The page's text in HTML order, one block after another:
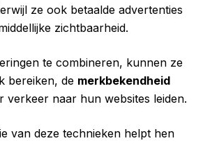
ze ook betaalde advertenties
zichtbaarheid.
te combineren, kunnen ze
bereiken, de merkbekendheid
verkeer naar hun websites leiden.
van deze technieken helpt hen